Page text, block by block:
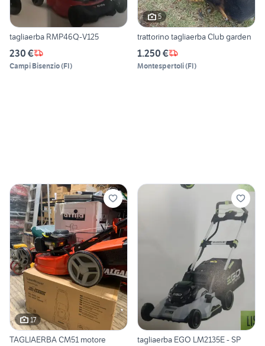
tagliaerba RMP46Q-V125
230 €
Campi Bisenzio(FI)
5
trattorino tagliaerba Club garden
1.250 €
Montespertoli(FI)
17
TAGLIAERBA CM51 motore
tagliaerba EGO LM2135E - SP